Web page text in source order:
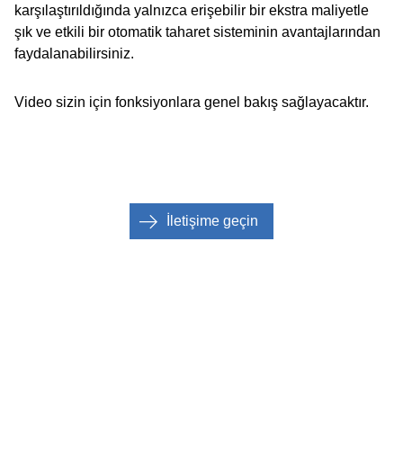
karşılaştırıldığında yalnızca erişebilir bir ekstra maliyetle
şık ve etkili bir otomatik taharet sisteminin avantajlarından
faydalanabilirsiniz.
Video sizin için fonksiyonlara genel bakış sağlayacaktır.
İletişime geçin